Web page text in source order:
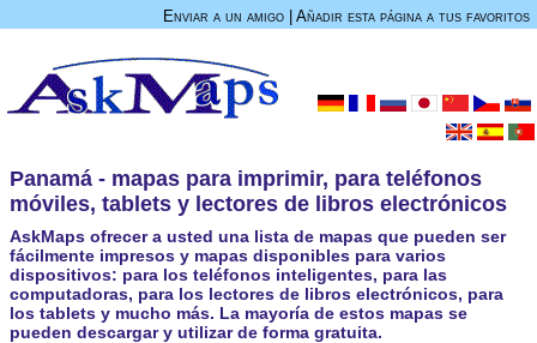
Enviar a un amigo Añadir esta página a tus favoritos
Panamá - mapas para imprimir, para teléfonos
móviles, tablets y lectores de libros electrónicos
AskMaps ofrecer a usted una lista de mapas que pueden ser
fácilmente impresos y mapas disponibles para varios
dispositivos: para los teléfonos inteligentes, para las
computadoras, para los lectores de libros electrónicos, para
los tablets y mucho más. La mayoría de estos mapas se
pueden descargar y utilizar de forma gratuita.